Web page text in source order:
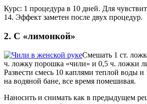
Курс: 1 процедура в 10 дней. Для
14. Эффект заметен после двух процедур.
2. С «лимонкой»
Смешать 1 ст.
ч. ложку порошка «чили» и 0,5 ч. ложки
Развести смесь 10 каплями теплой воды
на водяной бане, все время помешивая.
Наносить и снимать как в предыдущем